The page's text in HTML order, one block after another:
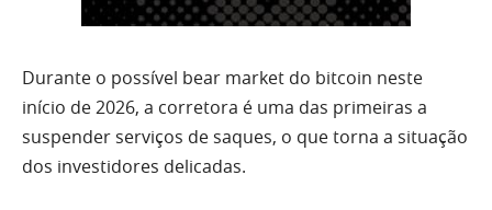
Durante o possível bear market do bitcoin neste
início de 2026, a corretora é uma das primeiras a
suspender serviços de saques, o que torna a situação
dos investidores delicadas.